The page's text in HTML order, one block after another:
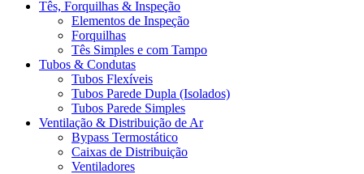
Tês, Forquilhas & Inspeção
Elementos de Inspeção
Forquilhas
Tês Simples e com Tampo
Tubos & Condutas
Tubos Flexíveis
Tubos Parede Dupla (Isolados)
Tubos Parede Simples
Ventilação & Distribuição de Ar
Bypass Termostático
Caixas de Distribuição
Ventiladores